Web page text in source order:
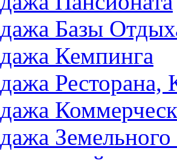
Базы
Кемпинга
Ресторана,
Земельного